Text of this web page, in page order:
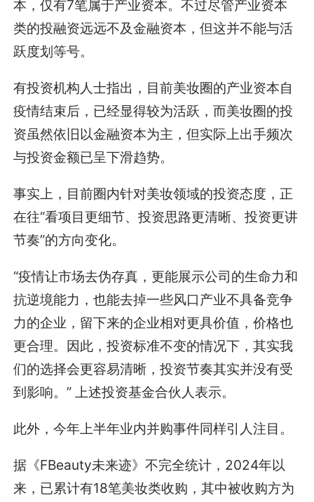
本，仅有7笔属于产业资本。不过尽管产业资本
类的投融资远远不及金融资本，但这并不能与活
跃度划等号。
有投资机构人士指出，目前美妆圈的产业资本自
疫情结束后，已经显得较为活跃，而美妆圈的投
资虽然依旧以金融资本为主，但实际上出手频次
与投资金额已呈下滑趋势。
事实上，目前圈内针对美妆领域的投资态度，正
在往“看项目更细节、投资思路更清晰、投资更讲
节奏”的方向变化。
“疫情让市场去伪存真，更能展示公司的生命力和
抗逆境能力，也能去掉一些风口产业不具备竞争
力的企业，留下来的企业相对更具价值，价格也
更合理。因此，投资标准不变的情况下，其实我
们的选择会更容易清晰，投资节奏其实并没有受
到影响。” 上述投资基金合伙人表示。
此外，今年上半年业内并购事件同样引人注目。
据《FBeauty未来迹》不完全统计，2024年以
来，已累计有18笔美妆类收购，其中被收购方为